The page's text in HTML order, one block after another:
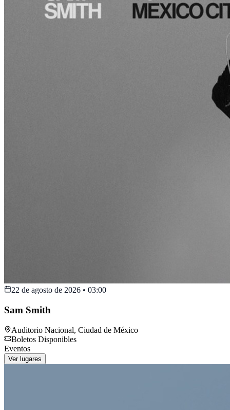
22 de agosto de 2026 • 03:00
Sam Smith
Auditorio Nacional, Ciudad de México
Boletos Disponibles
Eventos
Ver lugares